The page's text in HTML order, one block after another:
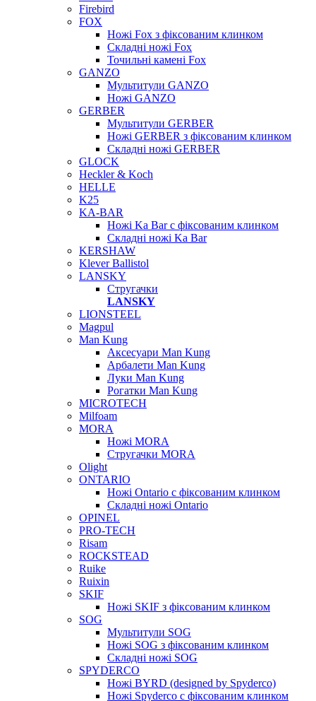
Firebird
FOX
Ножі Fox з фіксованим клинком
Складні ножі Fox
Точильні камені Fox
GANZO
Мультитули GANZO
Ножі GANZO
GERBER
Мультитули GERBER
Ножі GERBER з фіксованим клинком
Складні ножі GERBER
GLOCK
Heckler & Koch
HELLE
K25
KA-BAR
Ножі Ka Bar c фіксованим клинком
Складні ножі Ka Bar
KERSHAW
Klever Ballistol
LANSKY
Стругачки
LANSKY
LIONSTEEL
Magpul
Man Kung
Аксесуари Man Kung
Арбалети Man Kung
Луки Man Kung
Рогатки Man Kung
MICROTECH
Milfoam
MORA
Ножі MORA
Стругачки MORA
Olight
ONTARIO
Ножі Ontario c фіксованим клинком
Складні ножі Ontario
OPINEL
PRO-TECH
Risam
ROCKSTEAD
Ruike
Ruixin
SKIF
Ножі SKIF з фіксованим клинком
SOG
Мультитули SOG
Ножі SOG з фіксованим клинком
Складні ножі SOG
SPYDERCO
Ножі BYRD (designed by Spyderco)
Ножі Spyderco c фіксованим клинком